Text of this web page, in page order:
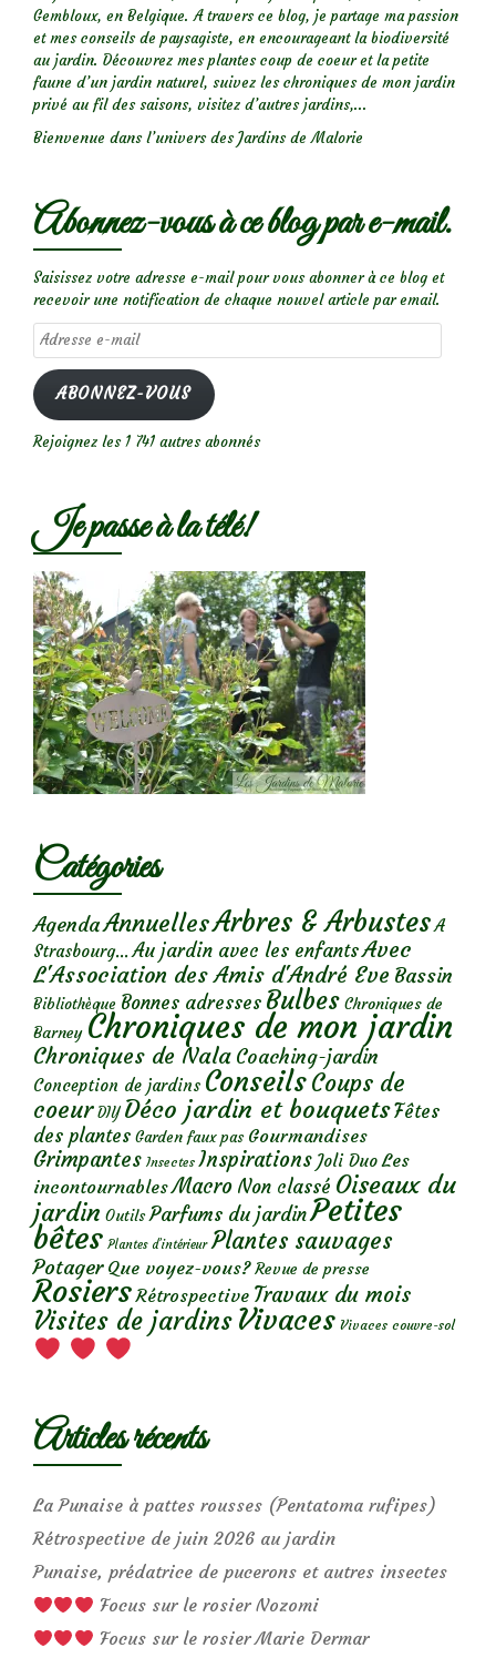
Gembloux, en Belgique. A travers ce blog, je partage ma passion
et mes conseils de paysagiste, en encourageant la biodiversité
au jardin. Découvrez mes plantes coup de coeur et la petite
faune d’un jardin naturel, suivez les chroniques de mon jardin
privé au fil des saisons, visitez d’autres jardins,...
Bienvenue dans l’univers des Jardins de Malorie
Abonnez-vous à ce blog par e-mail.
Saisissez votre adresse e-mail pour vous abonner à ce blog et
recevoir une notification de chaque nouvel article par email.
Adresse
e-
mail
ABONNEZ-VOUS
Rejoignez les 1 741 autres abonnés
Je passe à la télé!
Catégories
AgendaAnnuellesArbres & Arbustes A
Strasbourg... Au jardin avec les enfantsAvec
L'Association des Amis d'André Eve Bassin
Bibliothèque Bonnes adresses Bulbes Chroniques de
Barney Chroniques de mon jardin
Chroniques de Nala Coaching-jardin
Conception de jardins ConseilsCoups de
coeur DIY Déco jardin et bouquetsFêtes
des plantes Garden faux pas Gourmandises
Grimpantes Insectes Inspirations Joli Duo Les
incontournables Macro Non classé Oiseaux du
jardin Outils Parfums du jardinPetites
bêtes Plantes d’intérieur Plantes sauvages
Potager Que voyez-vous? Revue de presse
Rosiers Rétrospective Travaux du mois
Visites de jardins Vivaces Vivaces couvre-sol
Articles récents
La Punaise à pattes rousses (Pentatoma rufipes)
Rétrospective de juin 2026 au jardin
Punaise, prédatrice de pucerons et autres insectes
Focus sur le rosier Nozomi
Focus sur le rosier Marie Dermar